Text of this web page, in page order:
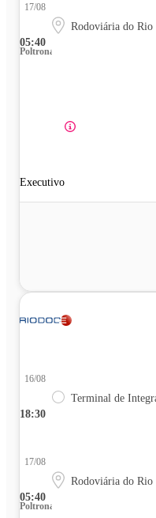
05:40
17/08
Rodoviária do Rio
Poltrona
Executivo
18:30
16/08
Terminal de
05:40
17/08
Rodoviária do Rio
Poltrona